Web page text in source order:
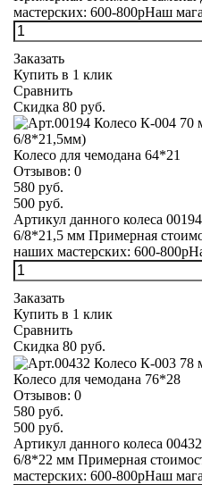
мастерских: 600-800рНаш
Заказать
Купить в 1 клик
Сравнить
Скидка 80 руб.
Колесо для чемодана 64*21
Отзывов: 0
580 руб.
500 руб.
Артикул данного колеса
6/8*21,5 мм Примерная
наших мастерских: 600-
Заказать
Купить в 1 клик
Сравнить
Скидка 80 руб.
Колесо для чемодана 76*28
Отзывов: 0
580 руб.
500 руб.
Артикул данного колеса
6/8*22 мм Примерная
мастерских: 600-800рНаш